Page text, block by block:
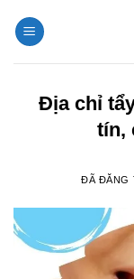
đến
Địa chỉ
tín,
ĐÃ ĐĂNG